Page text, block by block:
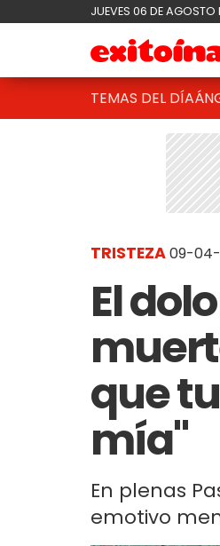
JUEVES 06 DE AGOSTO
TEMAS DEL DÍA
TRISTEZA09-04-
El
que
mía"
En plenas
emotivo